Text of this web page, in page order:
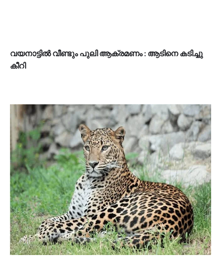
വയനാട്ടിൽ വീണ്ടും പുലി ആക്രമണം : ആടിനെ കടിച്ചു
കീറി